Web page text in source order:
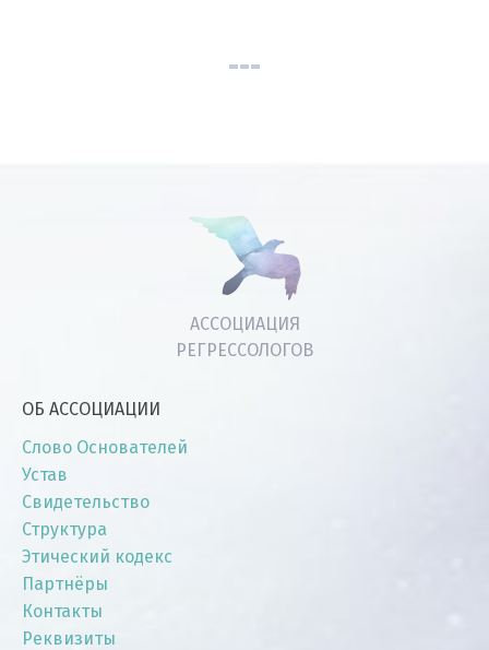
АССОЦИАЦИЯ
РЕГРЕССОЛОГОВ
ОБ АССОЦИАЦИИ
Слово Основателей
Устав
Свидетельство
Структура
Этический кодекс
Партнёры
Контакты
Реквизиты